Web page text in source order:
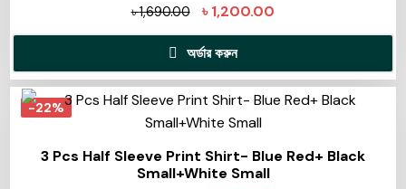
৳1,690.00 ৳1,200.00
অর্ডার করুন
-22%
3 Pcs Half Sleeve Print Shirt- Blue Red+ Black
Small+White Small